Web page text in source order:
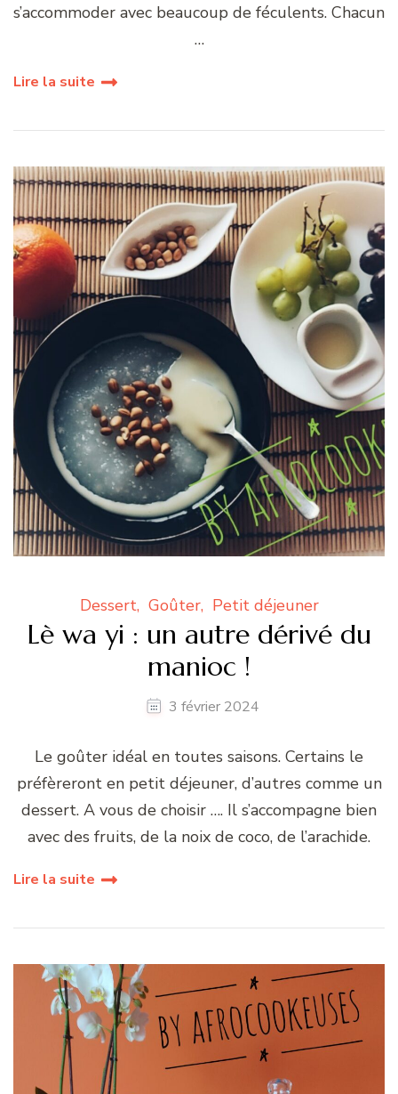
s’accommoder avec beaucoup de féculents. Chacun
…
Lire la suite
Dessert Goûter Petit déjeuner
Lè wa yi : un autre dérivé du
manioc !
3 février 2024
Le goûter idéal en toutes saisons. Certains le
préfèreront en petit déjeuner, d’autres comme un
dessert. A vous de choisir …. Il s’accompagne bien
avec des fruits, de la noix de coco, de l’arachide.
Lire la suite